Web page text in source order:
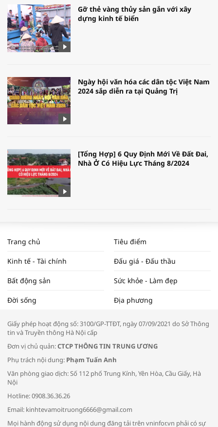
Gỡ thẻ vàng thủy sản gắn với xây
dựng kinh tế biển
Ngày hội văn hóa các dân tộc Việt Nam
2024 sắp diễn ra tại Quảng Trị
[Tổng Hợp] 6 Quy Định Mới Về Đất Đai,
Nhà Ở Có Hiệu Lực Tháng 8/2024
NAM NĂM 2024 VÀ NĂM 2025 | NHỊP
ĐẬP THỊ TRƯỜNG #62
Tọa đàm “Xúc tiến thương mại: Khơi
Bác sĩ tư vấn cách phòng tránh bệnh
đường hô hấp trong thời tiết giao mùa
Trang chủ Tiêu điểm
Kinh tế - Tài chính Đấu giá - Đấu thầu
Bất động sản Sức khỏe - Làm đẹp
Đời sống Địa phương
Giấy phép hoạt động số: 3100/GP-TTĐT, ngày 07/09/2021 do Sở Thông
tin và Truyền thông Hà Nội cấp
Đơn vị chủ quản:CTCP THÔNG TIN TRUNG ƯƠNG
Phụ trách nội dung: Phạm Tuấn Anh
Văn phòng giao dịch: Số 112 phố Trung Kính, Yên Hòa, Cầu Giấy, Hà
Nội
Hotline: 0908.36.36.26
Email: kinhtevamoitruong6666@gmail.com
Mọi hành động sử dụng nội dung đăng tải trên vninfor.vn phải có sự